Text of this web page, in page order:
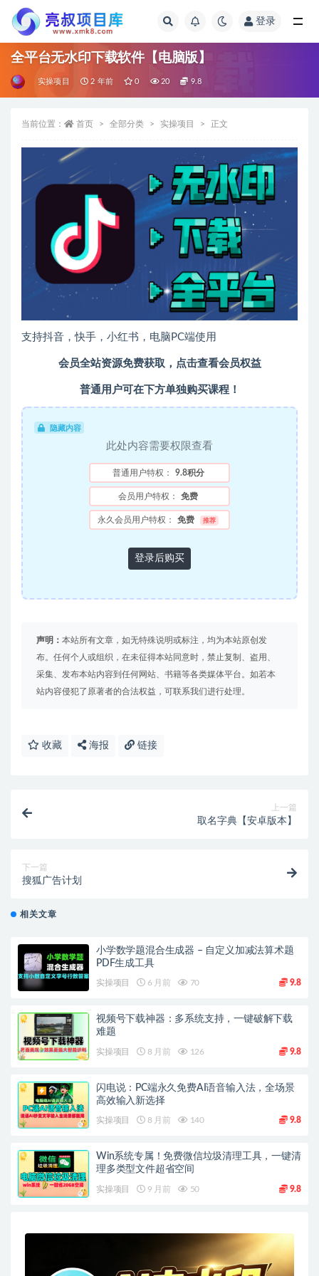
登录
全平台无水印下载软件【电脑版】
实操项目 2 年前 0 20 9.8
当前位置： 首页 全部分类 实操项目 正文
支持抖音，快手，小红书，电脑PC端使用
会员全站资源免费获取，点击查看会员权益
普通用户可在下方单独购买课程！
隐藏内容
此处内容需要权限查看
普通用户特权： 9.8积分
会员用户特权： 免费
永久会员用户特权： 免费 推荐
登录后购买
声明： 本站所有文章，如无特殊说明或标注，均为本站原创发
布。任何个人或组织，在未征得本站同意时，禁止复制、盗用、
采集、发布本站内容到任何网站、书籍等各类媒体平台。如若本
站内容侵犯了原著者的合法权益，可联系我们进行处理。
收藏 海报 链接
上一篇
取名字典【安卓版本】
下一篇
搜狐广告计划
相关文章
小学数学题混合生成器 – 自定义加减法算术题
PDF生成工具
实操项目 6 月前 70 9.8
视频号下载神器：多系统支持，一键破解下载
难题
实操项目 8 月前 126 9.8
闪电说：PC端永久免费AI语音输入法，全场景
高效输入新选择
实操项目 8 月前 140 9.8
Win系统专属！免费微信垃圾清理工具，一键清
理多类型文件超省空间
实操项目 9 月前 50 9.8